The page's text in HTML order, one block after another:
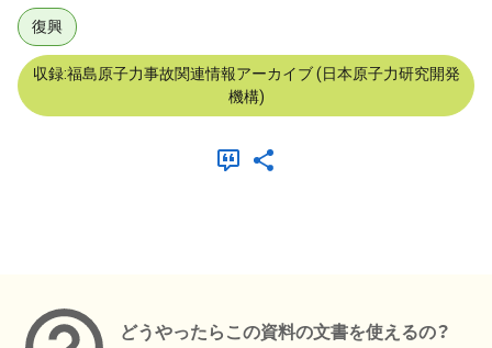
復興
収録:福島原子力事故関連情報アーカイブ (日本原子力研究開発
機構)
どうやったらこの資料の文書を使えるの？